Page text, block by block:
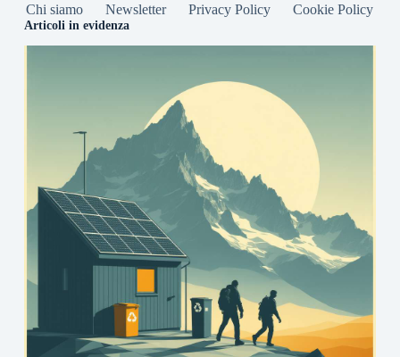
Chi siamo Newsletter Privacy Policy Cookie Policy
Articoli in evidenza